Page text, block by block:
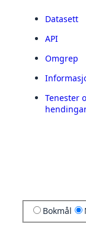
Datasett
API
Omgrep
Tenester
Bokmål